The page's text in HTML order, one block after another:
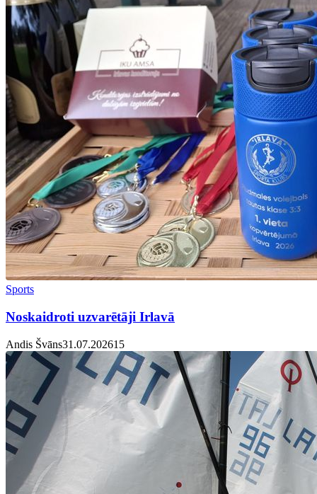
Sports
Noskaidroti uzvarētāji Irlavā
Andis Švāns31.07.20261 5